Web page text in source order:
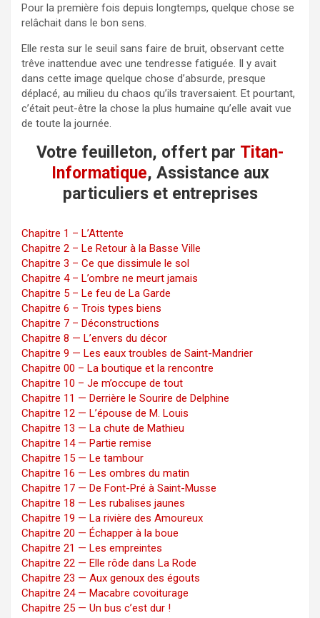
Pour la première fois depuis longtemps, quelque chose se
relâchait dans le bon sens.
Elle resta sur le seuil sans faire de bruit, observant cette
trêve inattendue avec une tendresse fatiguée. Il y avait
dans cette image quelque chose d’absurde, presque
déplacé, au milieu du chaos qu’ils traversaient. Et pourtant,
c’était peut-être la chose la plus humaine qu’elle avait vue
de toute la journée.
Votre feuilleton, offert par Titan-
Informatique, Assistance aux
particuliers et entreprises
Chapitre 1 – L’Attente
Chapitre 2 – Le Retour à la Basse Ville
Chapitre 3 – Ce que dissimule le sol
Chapitre 4 – L’ombre ne meurt jamais
Chapitre 5 – Le feu de La Garde
Chapitre 6 – Trois types biens
Chapitre 7 – Déconstructions
Chapitre 8 — L’envers du décor
Chapitre 9 — Les eaux troubles de Saint-Mandrier
Chapitre 00 – La boutique et la rencontre
Chapitre 10 – Je m’occupe de tout
Chapitre 11 — Derrière le Sourire de Delphine
Chapitre 12 — L’épouse de M. Louis
Chapitre 13 — La chute de Mathieu
Chapitre 14 — Partie remise
Chapitre 15 — Le tambour
Chapitre 16 — Les ombres du matin
Chapitre 17 — De Font-Pré à Saint-Musse
Chapitre 18 — Les rubalises jaunes
Chapitre 19 — La rivière des Amoureux
Chapitre 20 — Échapper à la boue
Chapitre 21 — Les empreintes
Chapitre 22 — Elle rôde dans La Rode
Chapitre 23 — Aux genoux des égouts
Chapitre 24 — Macabre covoiturage
Chapitre 25 — Un bus c’est dur !